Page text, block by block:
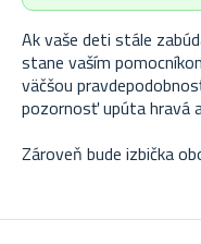
Ak vaše deti stále
stane vaším
väčšou
pozornosť upúta hravá
Zároveň bude izbička